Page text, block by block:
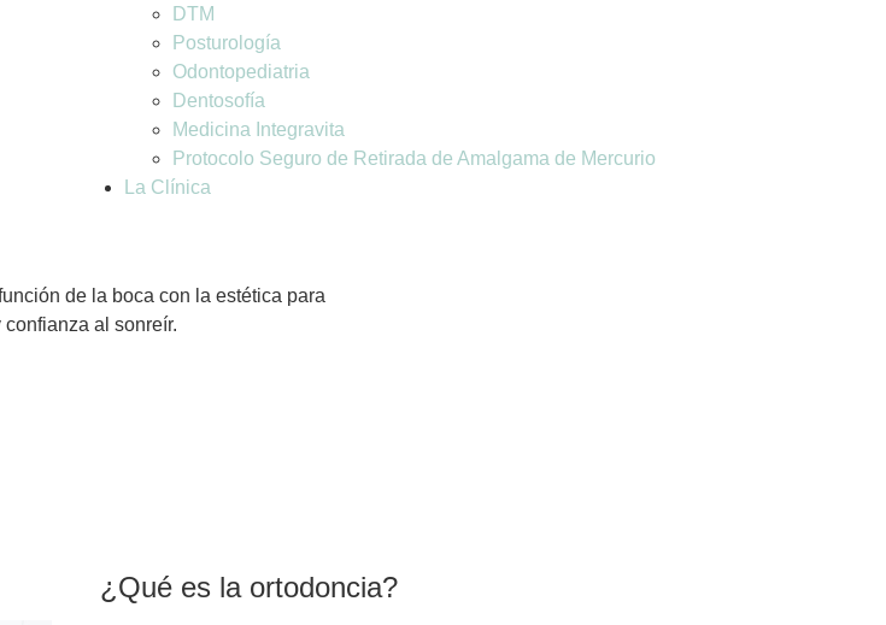
DTM
Posturología
Odontopediatria
Dentosofía
Medicina Integravita
Protocolo Seguro de Retirada de Amalgama de Mercurio
La Clínica
de la boca con la estética para
confianza al sonreír.
¿Qué es la ortodoncia?